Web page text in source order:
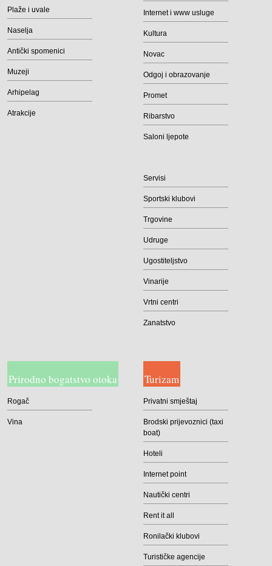
Plaže i uvale
Naselja
Antički spomenici
Muzeji
Arhipelag
Atrakcije
Internet i www usluge
Kultura
Novac
Odgoj i obrazovanje
Promet
Ribarstvo
Saloni ljepote
Servisi
Sportski klubovi
Trgovine
Udruge
Ugostiteljstvo
Vinarije
Vrtni centri
Zanatstvo
Prirodno bogatstvo otoka
Rogač
Vina
Turizam
Privatni smještaj
Brodski prijevoznici (taxi
boat)
Hoteli
Internet point
Nautički centri
Rent it all
Ronilački klubovi
Turističke agencije